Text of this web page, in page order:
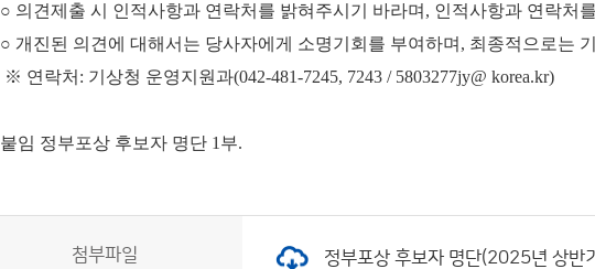
○ 의견제출 시 인적사항과 연락처를 밝혀주시기 바라며, 인적사항과 연락처
○ 개진된 의견에 대해서는 당사자에게 소명기회를 부여하며, 최종적으로는
※ 연락처: 기상청 운영지원과(042-481-7245, 7243 / 5803277jy@ korea.kr)
붙임 정부포상 후보자 명단 1부.
첨부파일 정부포상 후보자 명단(2025년 상